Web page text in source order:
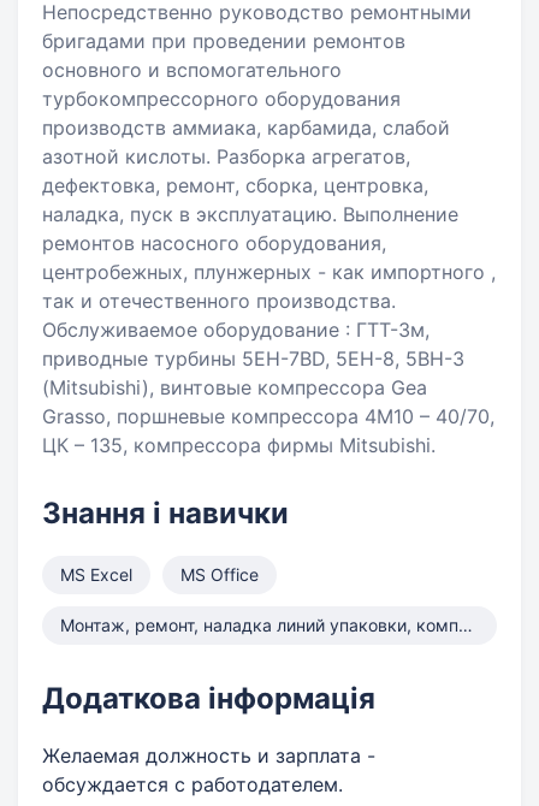
Непосредственно руководство ремонтными
бригадами при проведении ремонтов
основного и вспомогательного
турбокомпрессорного оборудования
производств аммиака, карбамида, слабой
азотной кислоты. Разборка агрегатов,
дефектовка, ремонт, сборка, центровка,
наладка, пуск в эксплуатацию. Выполнение
ремонтов насосного оборудования,
центробежных, плунжерных - как импортного ,
так и отечественного производства.
Обслуживаемое оборудование : ГТТ-3м,
приводные турбины 5EH-7BD, 5EH-8, 5BH-3
(Mitsubishi), винтовые компрессора Gea
Grasso, поршневые компрессора 4М10 – 40/70,
ЦК – 135, компрессора фирмы Mitsubishi.
Знання і навички
MS Excel MS Office
Монтаж, ремонт, наладка линий упаковки, компрессоров, насосов
Додаткова інформація
Желаемая должность и зарплата -
обсуждается с работодателем.